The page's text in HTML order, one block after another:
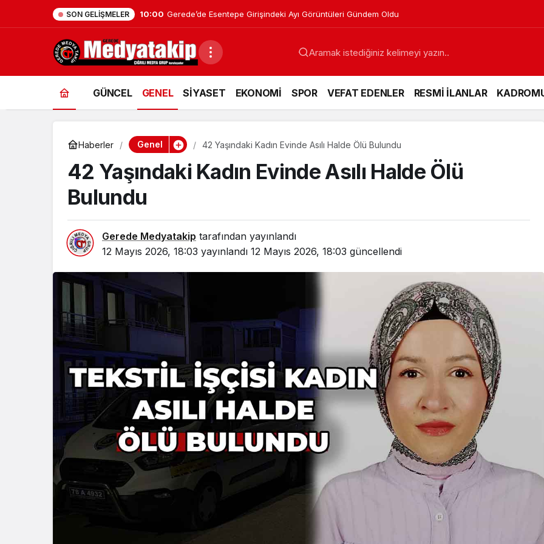
SON GELIŞMELER 0:26 Bolu’da İnşaatta İş Kazası: 21 Yaşındaki İşçi Yaralandı
GÜNCEL GENEL SİYASET EKONOMİ SPOR VEFAT EDENLER RESMİ İLANLAR
Haberler Genel 42 Yaşındaki Kadın Evinde Asılı Halde Ölü Bulundu
42 Yaşındaki Kadın Evinde Asılı Halde Ölü
Bulundu
Gerede Medyatakip tarafından yayınlandı
12 Mayıs 2026, 18:03 yayınlandı 12 Mayıs 2026, 18:03 güncellendi
Gerede’de Esentepe
Girişindeki Ayı
Görüntüleri Gündem
Oldu
Güncel
Bolu’da İnşaatta İş
Kazası: 21 Yaşındaki İşçi
Yaralandı